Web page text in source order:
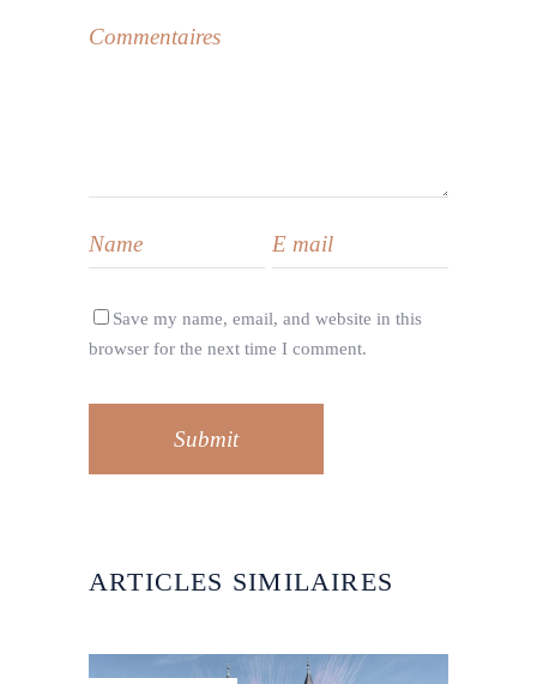
Save my name, email, and website in this
browser for the next time I comment.
Submit
ARTICLES SIMILAIRES